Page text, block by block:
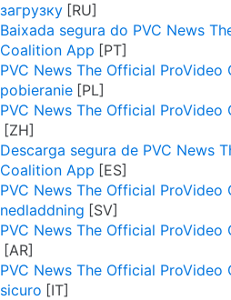
загрузку
Baixada segura do PVC News
Coalition App
PVC News The Official
pobieranie
PVC News The Official ProVideo
Descarga segura de PVC News
Coalition App
PVC News The Official
nedladdning
PVC News The Official
sicuro